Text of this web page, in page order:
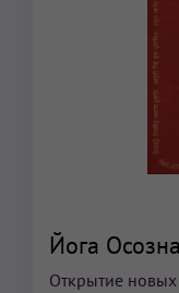
Йога
Открытие